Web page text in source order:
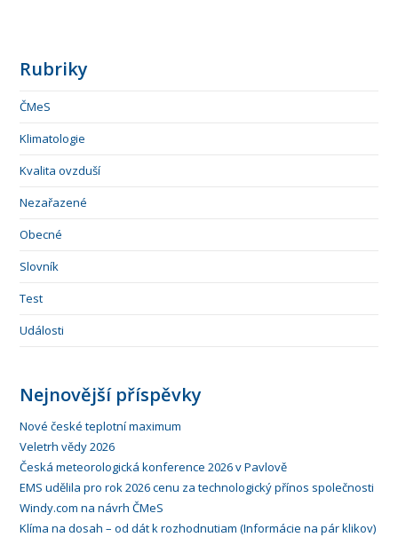
Rubriky
ČMeS
Klimatologie
Kvalita ovzduší
Nezařazené
Obecné
Slovník
Test
Události
Nejnovější příspěvky
Nové české teplotní maximum
Veletrh vědy 2026
Česká meteorologická konference 2026 v Pavlově
EMS udělila pro rok 2026 cenu za technologický přínos společnosti
Windy.com na návrh ČMeS
Klíma na dosah – od dát k rozhodnutiam (Informácie na pár klikov)